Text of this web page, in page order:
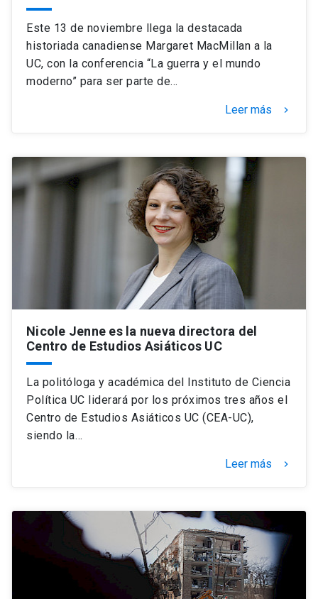
Este 13 de noviembre llega la destacada
historiada canadiense Margaret MacMillan a la
UC, con la conferencia “La guerra y el mundo
moderno” para ser parte de…
Leer más keyboard_arrow_right
Nicole Jenne es la nueva directora del
Centro de Estudios Asiáticos UC
La politóloga y académica del Instituto de Ciencia
Política UC liderará por los próximos tres años el
Centro de Estudios Asiáticos UC (CEA-UC),
siendo la…
Leer más keyboard_arrow_right